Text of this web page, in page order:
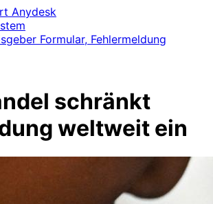
Anydesk
Formular, Fehlermeldung
schränkt
weltweit ein